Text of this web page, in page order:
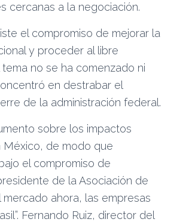
cercanas a la negociación.
el compromiso de mejorar la
y proceder al libre
no se ha comenzado ni
en destrabar el
de la administración federal.
sobre los impactos
México, de modo que
el compromiso de
de la Asociación de
mercado ahora, las empresas
Fernando Ruiz, director del